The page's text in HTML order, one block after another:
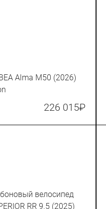
Alma M50 (2026)
226 015₽